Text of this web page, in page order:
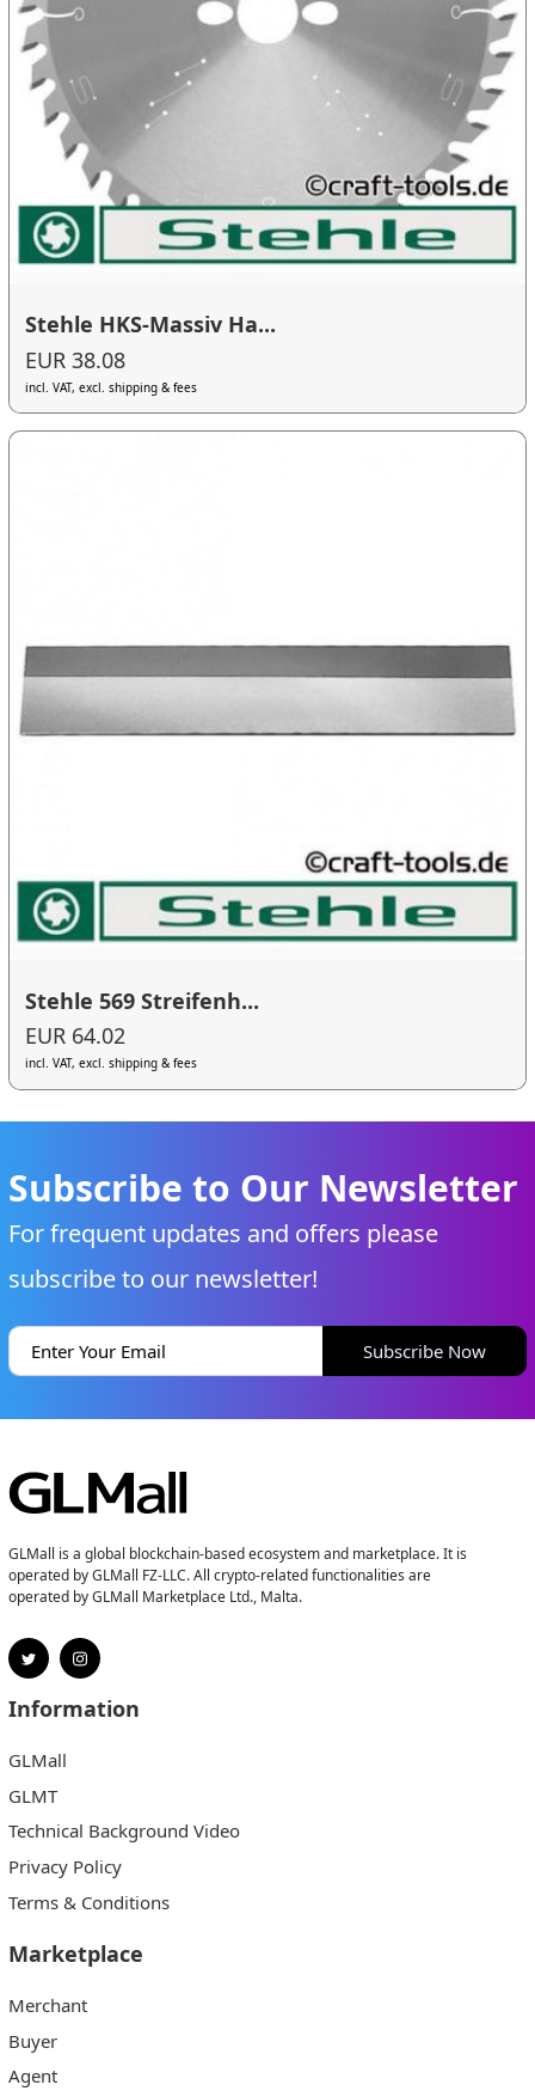
Stehle HKS-Massiv Ha...
EUR 38.08
incl. VAT, excl. shipping & fees
Stehle 569 Streifenh...
EUR 64.02
incl. VAT, excl. shipping & fees
Subscribe to Our Newsletter
For frequent updates and offers please
subscribe to our newsletter!
Subscribe Now
GLMall is a global blockchain-based ecosystem and marketplace. It is
operated by GLMall FZ-LLC. All crypto-related functionalities are
operated by GLMall Marketplace Ltd., Malta.
Information
GLMall
GLMT
Technical Background Video
Privacy Policy
Terms & Conditions
Marketplace
Merchant
Buyer
Agent